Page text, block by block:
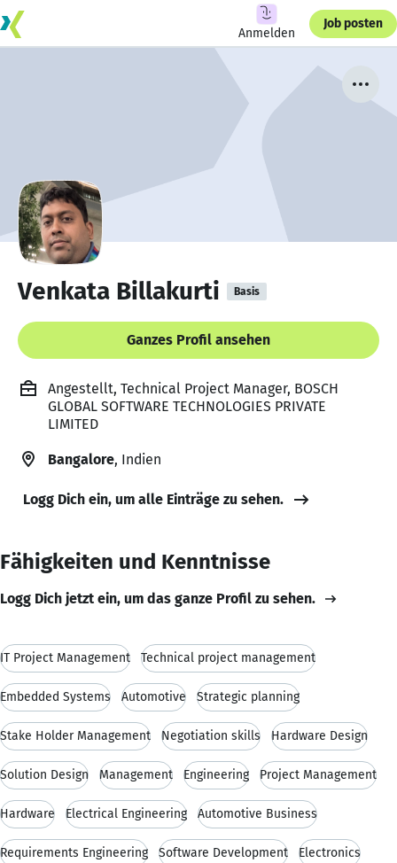
Anmelden
Job posten
Venkata Billakurti Basis
Ganzes Profil ansehen
Angestellt, Technical Project Manager, BOSCH
GLOBAL SOFTWARE TECHNOLOGIES PRIVATE
LIMITED
Bangalore, Indien
Logg Dich ein, um alle Einträge zu sehen.
Fähigkeiten und Kenntnisse
Logg Dich jetzt ein, um das ganze Profil zu sehen.
IT Project Management Technical project management
Embedded Systems Automotive Strategic planning
Stake Holder Management Negotiation skills Hardware Design
Solution Design Management Engineering Project Management
Hardware Electrical Engineering Automotive Business
Requirements Engineering Software Development Electronics